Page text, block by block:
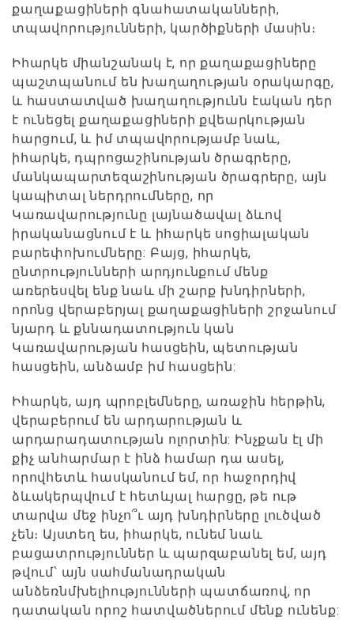
քաղաքացիների գնահատականների,
տպավորությունների, կարծիքների մասին։
Իհարկե միանշանակ է, որ քաղաքացիները
պաշտպանում են խաղաղության օրակարգը,
և հաստատված խաղաղությունն էական դեր
է ունեցել քաղաքացիների քվեարկության
հարցում, և իմ տպավորությամբ նաև,
իհարկե, դպրոցաշինության ծրագրերը,
մանկապարտեզաշինության ծրագրերը, այն
կապիտալ ներդրումները, որ
Կառավարությունը լայնածավալ ձևով
իրականացնում է և իհարկե սոցիալական
բարեփոխումները: Բայց, իհարկե,
ընտրությունների արդյունքում մենք
առերեսվել ենք նաև մի շարք խնդիրների,
որոնց վերաբերյալ քաղաքացիների շրջանում
նյարդ և քննադատություն կան
Կառավարության հասցեին, պետության
հասցեին, անձամբ իմ հասցեին:
Իհարկե, այդ պրոբլեմները, առաջին հերթին,
վերաբերում են արդարության և
արդարադատության ոլորտին: Ինչքան էլ մի
քիչ անհարմար է ինձ համար դա ասել,
որովհետև հասկանում եմ, որ հաջորդիվ
ձևակերպվում է հետևյալ հարցը, թե ութ
տարվա մեջ ինչո՞ւ այդ խնդիրները լուծված
չեն։ Այստեղ ես, իհարկե, ունեմ նաև
բացատրություններ և պարզաբանել եմ, այդ
թվում՝ այն սահմանադրական
անձեռնմխելիությունների պատճառով, որ
դատական որոշ հատվածներում մենք ունենք: